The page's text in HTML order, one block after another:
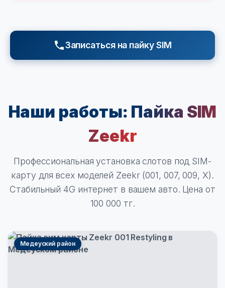
Записаться на пайку SIM
Наши работы: Пайка SIM
Zeekr
Профессиональная установка слотов под SIM-
карту для всех моделей Zeekr (001, 007, 009, X).
Стабильный 4G интернет в вашем авто. Цена от
100 000 тг.
Медеуский район